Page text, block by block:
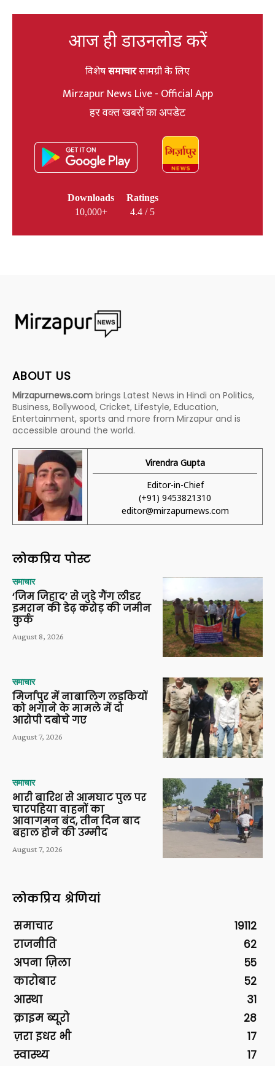
आज ही डाउनलोड करें
विशेषसमाचारसामग्री के लिए
Mirzapur News Live - Official App
हर वक्त खबरों का अपडेट
Downloads
10,000+
Ratings
4.4 / 5
ABOUT US
Mirzapurnews.com brings Latest News in Hindi on Politics,
Business, Bollywood, Cricket, Lifestyle, Education,
Entertainment, sports and more from Mirzapur and is
accessible around the world.
Virendra Gupta
Editor-in-Chief
(+91) 9453821310
editor@mirzapurnews.com
लोकप्रिय पोस्ट
समाचार
‘जिम जिहाद’ से जुड़े गैंग लीडर
इमरान की डेढ़ करोड़ की जमीन
कुर्क
August 8, 2026
समाचार
मिर्जापुर में नाबालिग लड़कियों
को भगाने के मामले में दो
आरोपी दबोचे गए
August 7, 2026
समाचार
भारी बारिश से आमघाट पुल पर
चारपहिया वाहनों का
आवागमन बंद, तीन दिन बाद
बहाल होने की उम्मीद
August 7, 2026
लोकप्रिय श्रेणियां
समाचार
19112
राजनीति
62
अपना ज़िला
55
कारोबार
52
आस्था
31
क्राइम ब्यूरो
28
ज़रा इधर भी
17
स्वास्थ्य
17